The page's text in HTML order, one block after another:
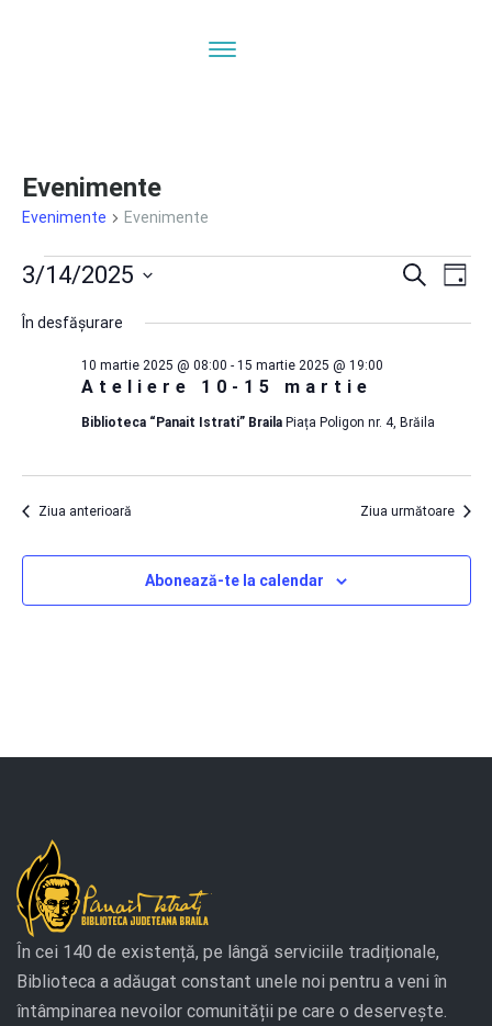
Evenimente
Evenimente Evenimente
Evenimente
pentru
2025
în
Caută
Zi
3/14/2025
Selectează
În desfășurare
Ateliere 10-15 martie
10 martie 2025 @ 08:00 - 15 martie 2025 @ 19:00
Biblioteca “Panait Istrati” Braila Piața Poligon nr. 4, Brăila
Ziua anterioară Ziua următoare
Abonează-te la calendar
În cei 140 de existență, pe lângă serviciile tradiționale,
Biblioteca a adăugat constant unele noi pentru a veni în
întâmpinarea nevoilor comunității pe care o deservește.